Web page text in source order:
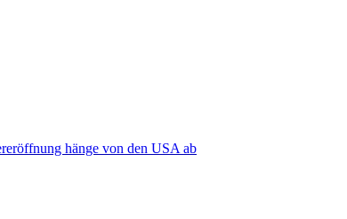
hänge von den USA ab